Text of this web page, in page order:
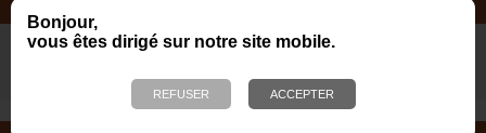
Bonjour,
vous êtes dirigé sur notre site mobile.
JOUETS EN CORDE
De nombreuses nouveautés pour
des heures de jeux avec votre chien
!